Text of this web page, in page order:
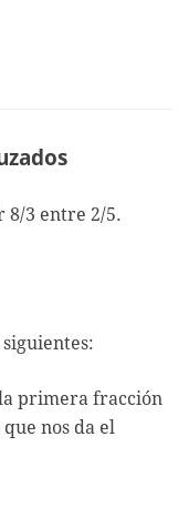
8/3 entre 2/5.
siguientes:
primera fracción
nos da el